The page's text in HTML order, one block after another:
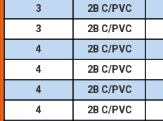
3
2B C/PVC
3
2B C/PVC
4
2B C/PVC
4
2B C/PVC
4
2B C/PVC
4
2B C/PVC